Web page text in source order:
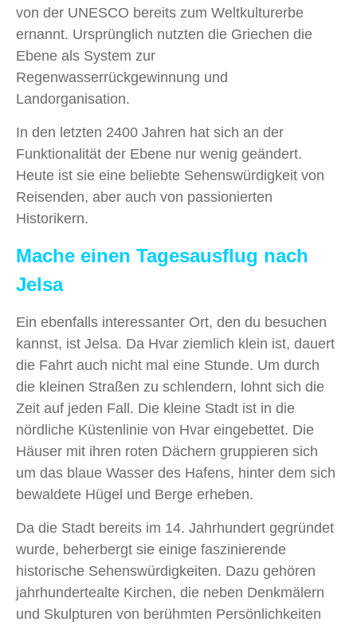
von der UNESCO bereits zum Weltkulturerbe
ernannt. Ursprünglich nutzten die Griechen die
Ebene als System zur
Regenwasserrückgewinnung und
Landorganisation.
In den letzten 2400 Jahren hat sich an der
Funktionalität der Ebene nur wenig geändert.
Heute ist sie eine beliebte Sehenswürdigkeit von
Reisenden, aber auch von passionierten
Historikern.
Mache einen Tagesausflug nach
Jelsa
Ein ebenfalls interessanter Ort, den du besuchen
kannst, ist Jelsa. Da Hvar ziemlich klein ist, dauert
die Fahrt auch nicht mal eine Stunde. Um durch
die kleinen Straßen zu schlendern, lohnt sich die
Zeit auf jeden Fall. Die kleine Stadt ist in die
nördliche Küstenlinie von Hvar eingebettet. Die
Häuser mit ihren roten Dächern gruppieren sich
um das blaue Wasser des Hafens, hinter dem sich
bewaldete Hügel und Berge erheben.
Da die Stadt bereits im 14. Jahrhundert gegründet
wurde, beherbergt sie einige faszinierende
historische Sehenswürdigkeiten. Dazu gehören
jahrhundertealte Kirchen, die neben Denkmälern
und Skulpturen von berühmten Persönlichkeiten